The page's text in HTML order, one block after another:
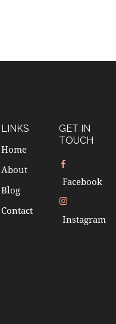
LINKS
Home
About
Blog
Contact
GET IN
TOUCH
Facebook
Instagram